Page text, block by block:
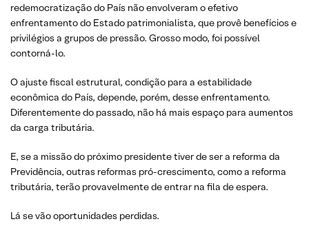
redemocratização do País não envolveram o efetivo
enfrentamento do Estado patrimonialista, que provê benefícios e
privilégios a grupos de pressão. Grosso modo, foi possível
contorná-lo.
O ajuste fiscal estrutural, condição para a estabilidade
econômica do País, depende, porém, desse enfrentamento.
Diferentemente do passado, não há mais espaço para aumentos
da carga tributária.
E, se a missão do próximo presidente tiver de ser a reforma da
Previdência, outras reformas pró-crescimento, como a reforma
tributária, terão provavelmente de entrar na fila de espera.
Lá se vão oportunidades perdidas.